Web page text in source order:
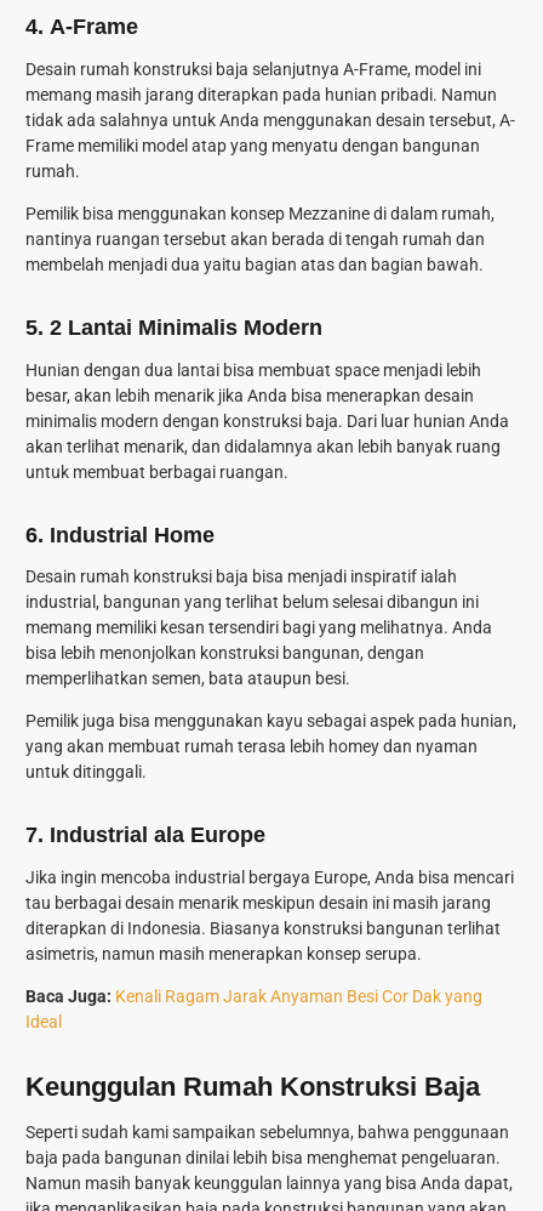
4. A-Frame
Desain rumah konstruksi baja selanjutnya A-Frame, model ini
memang masih jarang diterapkan pada hunian pribadi. Namun
tidak ada salahnya untuk Anda menggunakan desain tersebut, A-
Frame memiliki model atap yang menyatu dengan bangunan
rumah.
Pemilik bisa menggunakan konsep Mezzanine di dalam rumah,
nantinya ruangan tersebut akan berada di tengah rumah dan
membelah menjadi dua yaitu bagian atas dan bagian bawah.
5. 2 Lantai Minimalis Modern
Hunian dengan dua lantai bisa membuat space menjadi lebih
besar, akan lebih menarik jika Anda bisa menerapkan desain
minimalis modern dengan konstruksi baja. Dari luar hunian Anda
akan terlihat menarik, dan didalamnya akan lebih banyak ruang
untuk membuat berbagai ruangan.
6. Industrial Home
Desain rumah konstruksi baja bisa menjadi inspiratif ialah
industrial, bangunan yang terlihat belum selesai dibangun ini
memang memiliki kesan tersendiri bagi yang melihatnya. Anda
bisa lebih menonjolkan konstruksi bangunan, dengan
memperlihatkan semen, bata ataupun besi.
Pemilik juga bisa menggunakan kayu sebagai aspek pada hunian,
yang akan membuat rumah terasa lebih homey dan nyaman
untuk ditinggali.
7. Industrial ala Europe
Jika ingin mencoba industrial bergaya Europe, Anda bisa mencari
tau berbagai desain menarik meskipun desain ini masih jarang
diterapkan di Indonesia. Biasanya konstruksi bangunan terlihat
asimetris, namun masih menerapkan konsep serupa.
Baca Juga: Kenali Ragam Jarak Anyaman Besi Cor Dak yang
Ideal
Keunggulan Rumah Konstruksi Baja
Seperti sudah kami sampaikan sebelumnya, bahwa penggunaan
baja pada bangunan dinilai lebih bisa menghemat pengeluaran.
Namun masih banyak keunggulan lainnya yang bisa Anda dapat,